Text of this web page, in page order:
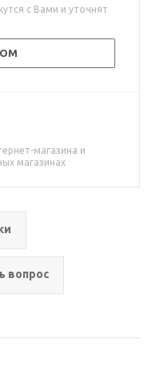
с Вами и уточнят
магазина и
магазинах
вопрос